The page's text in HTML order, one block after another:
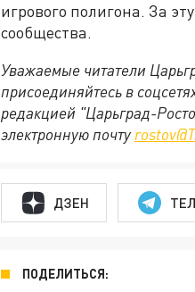
игрового полигона. За
сообщества.
Уважаемые читатели
присоединяйтесь в
редакцией "Царьград-
электронную почту
ДЗЕН
ПОДЕЛИТЬСЯ: